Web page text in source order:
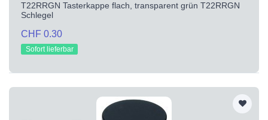
T22RRGN Tasterkappe flach, transparent grün T22RRGN
Schlegel
CHF 0.30
Sofort lieferbar